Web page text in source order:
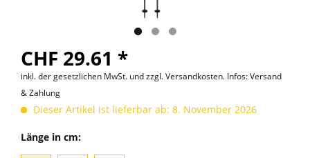
CHF 29.61 *
inkl. der gesetzlichen MwSt. undzzgl. Versandkosten. Infos: Versand
& Zahlung
Dieser Artikel ist lieferbar ab: 8. November 2026
Länge in cm: